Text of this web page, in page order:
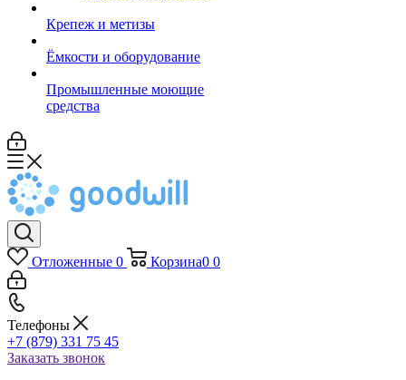
Крепеж и метизы
Ёмкости и оборудование
Промышленные моющие
средства
Отложенные 0 Корзина0 0
Телефоны
+7 (879) 331 75 45
Заказать звонок